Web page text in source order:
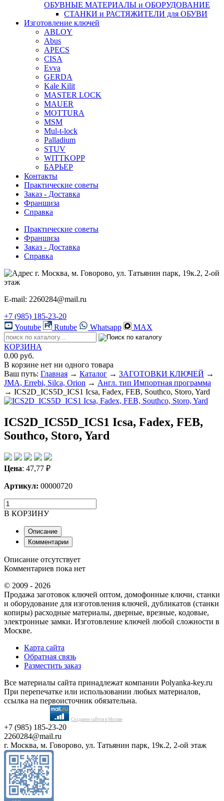
ОБУВНЫЕ МАТЕРИАЛЫ и ОБОРУДОВАНИЕ
СТАНКИ и РАСТЯЖИТЕЛИ для ОБУВИ
Изготовление ключей
ABLOY
Abus
APECS
CISA
Evva
GERDA
Kale Kilit
MASTER LOCK
MAUER
MOTTURA
MSM
Mul-t-lock
Palladium
STUV
WITTKOPP
БАРЬЕР
Контакты
Практические советы
Заказ - Доставка
Франшиза
Справка
Практические советы
Франшиза
Заказ - Доставка
Справка
г. Москва, м. Говорово, ул. Татьянин парк, 19к.2, 2-ой
этаж
E-mail: 2260284@mail.ru
+7 (985) 185-23-20
Youtube
Rutube Whatsapp MAX
КОРЗИНА
0.00 руб.
В корзине нет ни одного товара
Ваш путь: Главная → Каталог → ЗАГОТОВКИ КЛЮЧЕЙ →
JMA, Errebi, Silca, Orion → Англ. тип Импортная программа
→ ICS2D_ICS5D_ICS1 Icsa, Fadex, FEB, Southco, Storo, Yard
ICS2D_ICS5D_ICS1 Icsa, Fadex, FEB,
Southco, Storo, Yard
Цена: 47,77 ₽
Артикул: 00000720
В КОРЗИНУ
Описание
Комментарии
Описание отсутствует
Комментариев пока нет
© 2009 - 2026
Продажа заготовок ключей оптом, домофонные ключи, станки
и оборудование для изготовления ключей, дубликатов (станки
копиры) расходные материалы, дверные, врезные, кодовые,
электронные замки. Изготовление ключей любой сложности в
Москве.
Карта сайта
Обратная связь
Разместить заказ
Все материалы сайта принадлежат компании Polyanka-key.ru
При перепечатке или использовании любых материалов,
ссылка на первоисточник обязательна.
Создание сайтов в Москве
+7 (985) 185-23-20
2260284@mail.ru
г. Москва, м. Говорово, ул. Татьянин парк, 19к.2, 2-ой этаж